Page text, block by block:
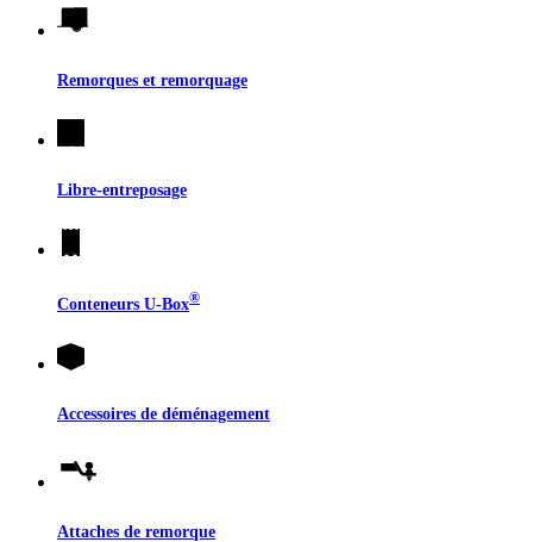
Remorques et remorquage
Libre-entreposage
Conteneurs U-Box®
Accessoires de déménagement
Attaches de remorque